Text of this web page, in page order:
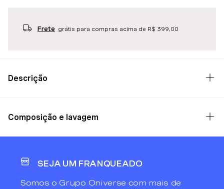
Frete grátis para compras acima de R$ 399,00
Descrição
Composição e lavagem
SEJA UM FRANQUEADO
Somos o Grupo Oniverse com mais de